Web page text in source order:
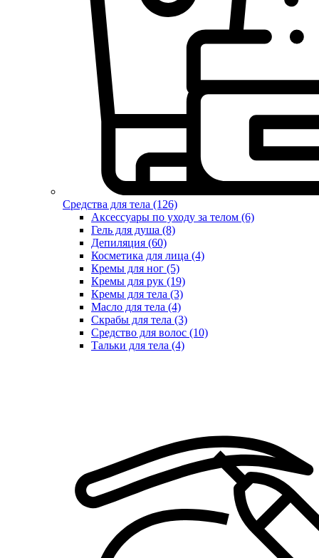
Средства для тела (126)
Аксессуары по уходу за телом (6)
Гель для душа (8)
Депиляция (60)
Косметика для лица (4)
Кремы для ног (5)
Кремы для рук (19)
Кремы для тела (3)
Масло для тела (4)
Скрабы для тела (3)
Средство для волос (10)
Тальки для тела (4)